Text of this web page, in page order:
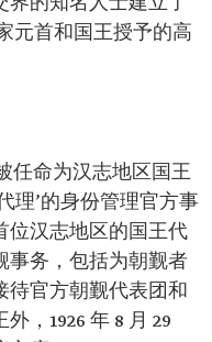
元首和国王授予的高
任命为汉志地区国王
理’的身份管理官方事
位汉志地区的国王代
事务，包括为朝觐者
待官方朝觐代表团和
，1926 年 8 月 29